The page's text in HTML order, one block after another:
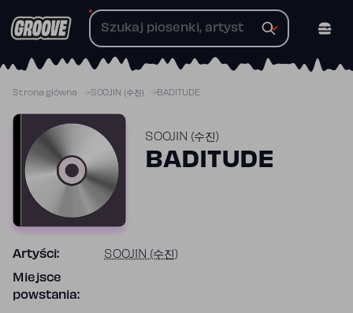
do
Strona główna SOOJIN (수진) BADITUDE
SOOJIN (수진)
BADITUDE
Artyści: SOOJIN (수진)
Miejsce
powstania: